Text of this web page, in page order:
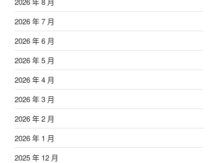
2026 年 7 月
2026 年 6 月
2026 年 5 月
2026 年 4 月
2026 年 3 月
2026 年 2 月
2026 年 1 月
2025 年 12 月